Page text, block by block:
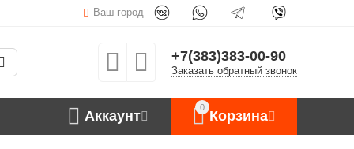
Ваш город
+7(383)383-00-90
Заказать обратный звонок
0
Корзина
Аккаунт